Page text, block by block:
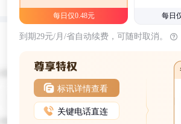
每日仅0.48元 每日
到期29元/月/省自动续费，可随时取消。
标讯详情查看
关键电话直连